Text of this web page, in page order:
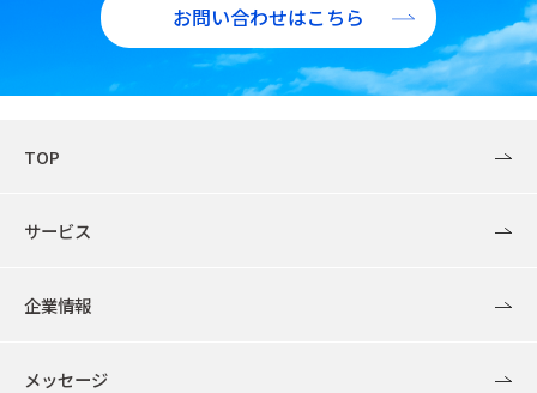
お問い合わせはこちら
TOP
サービス
企業情報
メッセージ